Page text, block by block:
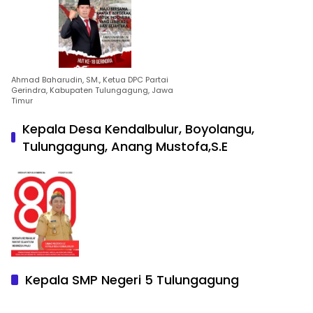
Ahmad Baharudin, SM., Ketua DPC Partai
Gerindra, Kabupaten Tulungagung, Jawa
Timur
Kepala Desa Kendalbulur, Boyolangu,
Tulungagung, Anang Mustofa,S.E
Kepala SMP Negeri 5 Tulungagung